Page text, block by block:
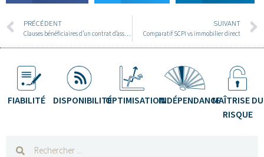
PRÉCÉDENT
Clauses bénéficiaires d’un contrat d’assurance-vie
SUIVANT
Comparatif SCPI vs immobilier direct
FIABILITÉ DISPONIBILITÉOPTIMISATIONINDÉPENDANCEMAÎTRISE DU
RISQUE